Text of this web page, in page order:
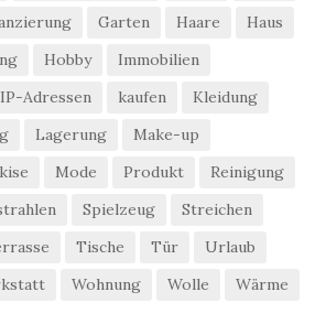
Garten Haare
Haus
Hobby
Immobilien
IP-Adressen kaufen
Kleidung
Lagerung
Make-up
Mode Produkt
Reinigung
Spielzeug
Streichen
Tische Tür
Urlaub
Wohnung Wolle
Wärme